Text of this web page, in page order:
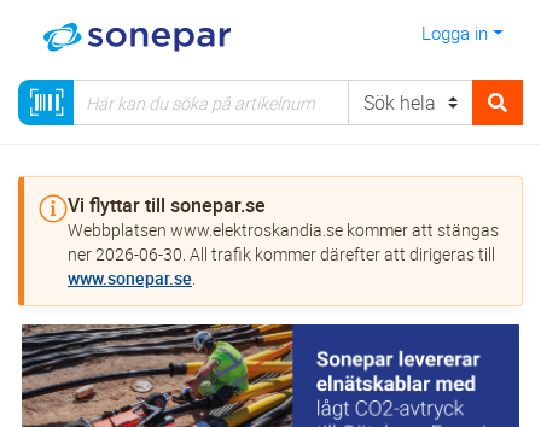
Logga in
Vi flyttar till sonepar.se
Webbplatsen www.elektroskandia.se kommer att stängas
ner 2026-06-30. All trafik kommer därefter att dirigeras till
www.sonepar.se.